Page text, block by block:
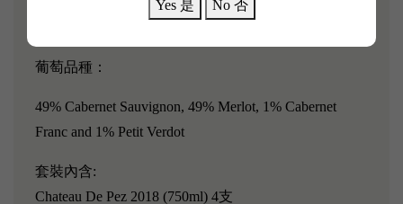
Yes 是 No 否
葡萄品種：
49% Cabernet Sauvignon, 49% Merlot, 1% Cabernet
Franc and 1% Petit Verdot
套裝內含:
Chateau De Pez 2018 (750ml) 4支